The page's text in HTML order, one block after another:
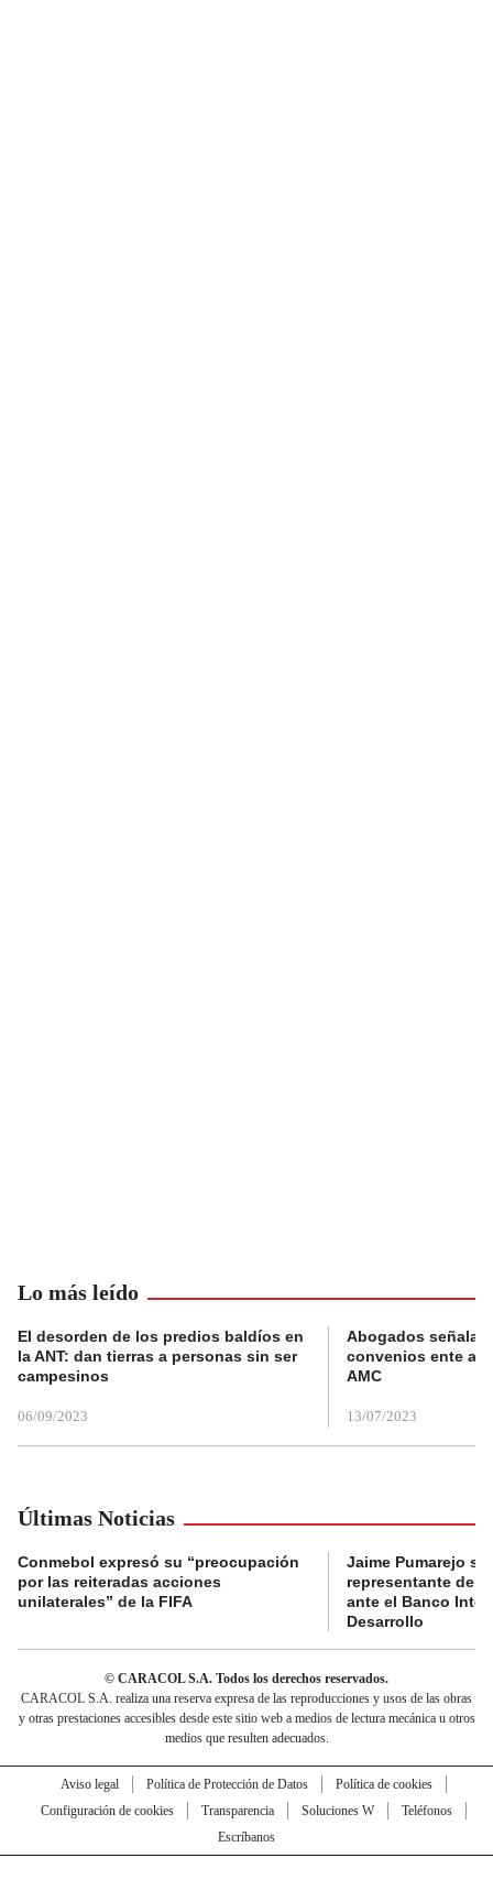
Lo más leído
El desorden de los predios baldíos en
la ANT: dan tierras a personas sin ser
campesinos
06/09/2023
Abogados
convenios ente
AMC
13/07/2023
Últimas Noticias
Conmebol expresó su “preocupación
por las reiteradas acciones
unilaterales” de la FIFA
Jaime Pumarejo
representante de
ante el Banco
Desarrollo
© CARACOL S.A. Todos los derechos reservados.
CARACOL S.A. realiza una reserva expresa de las reproducciones y usos de las obras
y otras prestaciones accesibles desde este sitio web a medios de lectura mecánica u otros
medios que resulten adecuados.
Aviso legal Política de Protección de Datos
Política de cookies
Configuración de cookies
Transparencia Soluciones W
Teléfonos
Escríbanos